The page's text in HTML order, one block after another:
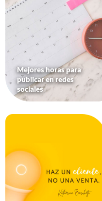
Mejores horas para
publicar en redes
sociales